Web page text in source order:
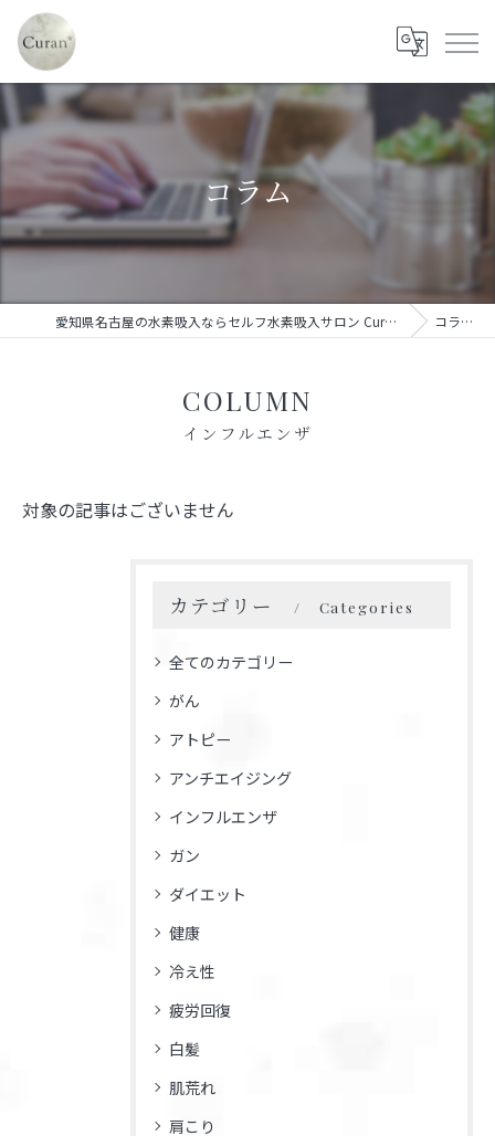
コラム
愛知県名古屋の水素吸入ならセルフ水素吸入サロン Curan* コラム
COLUMN
インフルエンザ
対象の記事はございません
カテゴリー Categories
全てのカテゴリー
がん
アトピー
アンチエイジング
インフルエンザ
ガン
ダイエット
健康
冷え性
疲労回復
白髪
肌荒れ
肩こり